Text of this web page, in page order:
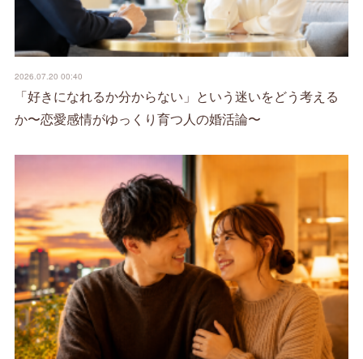
2026.07.20 00:40
「好きになれるか分からない」という迷いをどう考える
か〜恋愛感情がゆっくり育つ人の婚活論〜